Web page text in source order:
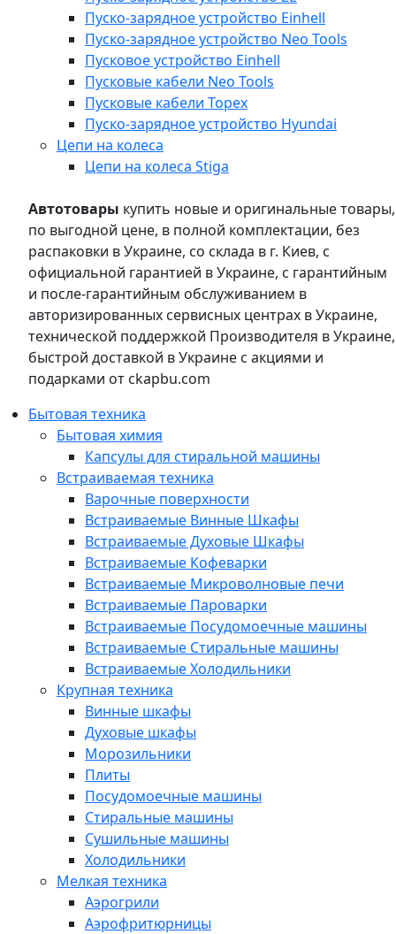
Пуско-зарядное устройство Einhell
Пуско-зарядное устройство Neo Tools
Пусковое устройство Einhell
Пусковые кабели Neo Tools
Пусковые кабели Topex
Пуско-зарядное устройство Hyundai
Цепи на колеса
Цепи на колеса Stiga
Автотовары купить новые и оригинальные товары,
по выгодной цене, в полной комплектации, без
распаковки в Украине, со склада в г. Киев, с
официальной гарантией в Украине, с гарантийным
и после-гарантийным обслуживанием в
авторизированных сервисных центрах в Украине,
технической поддержкой Производителя в Украине,
быстрой доставкой в Украине с акциями и
подарками от ckapbu.com
Бытовая техника
Бытовая химия
Капсулы для стиральной машины
Встраиваемая техника
Варочные поверхности
Встраиваемые Винные Шкафы
Встраиваемые Духовые Шкафы
Встраиваемые Кофеварки
Встраиваемые Микроволновые печи
Встраиваемые Пароварки
Встраиваемые Посудомоечные машины
Встраиваемые Стиральные машины
Встраиваемые Холодильники
Крупная техника
Винные шкафы
Духовые шкафы
Морозильники
Плиты
Посудомоечные машины
Стиральные машины
Сушильные машины
Холодильники
Мелкая техника
Аэрогрили
Аэрофритюрницы